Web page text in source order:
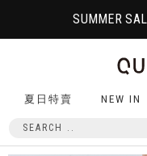
SUMMER
夏日特賣 NEW IN